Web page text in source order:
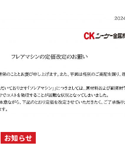
お知らせ